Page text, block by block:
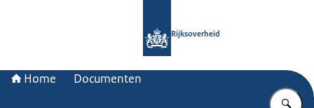
Rijksoverheid
Home Documenten